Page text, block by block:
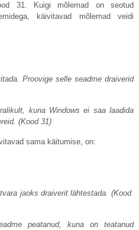
31. Kuigi mõlemad on seotud
käivitavad mõlemad veidi
Proovige selle seadme draiverid
kuna Windows ei saa laadida
(Kood ​​31)
sama käitumise, on:
jaoks draiverit lähtestada. (Kood
peatanud, kuna on teatanud